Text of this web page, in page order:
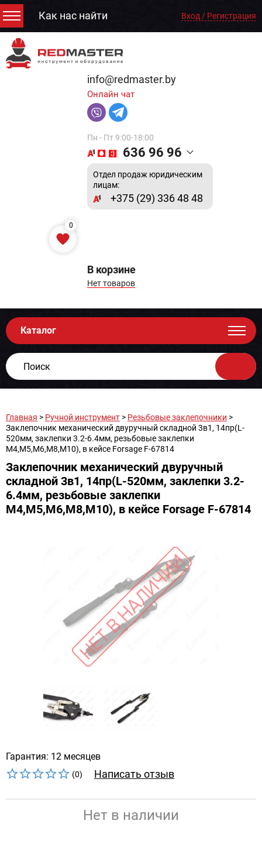
Как нас найти Вход / Регистрация
info@redmaster.by
Онлайн чат
Пн - Пт 9:00-18:00
636 96 96
Отдел продаж юридическим
лицам:
+375 (29) 336 48 48
0
В корзине
Нет товаров
Каталог
Главная > Ручной инструмент > Резьбовые заклепочники >
Заклепочник механический двуручный складной 3в1, 14пр(L-
520мм, заклепки 3.2-6.4мм, резьбовые заклепки
М4,М5,М6,М8,М10), в кейсе Forsage F-67814
Заклепочник механический двуручный
складной 3в1, 14пр(L-520мм, заклепки 3.2-
6.4мм, резьбовые заклепки
М4,М5,М6,М8,М10), в кейсе Forsage F-67814
Гарантия: 12 месяцев
(0) Написать отзыв
Нет в наличии